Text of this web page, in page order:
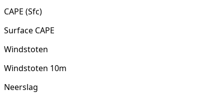
CAPE (Sfc)
Surface CAPE
Windstoten
Windstoten 10m
Neerslag